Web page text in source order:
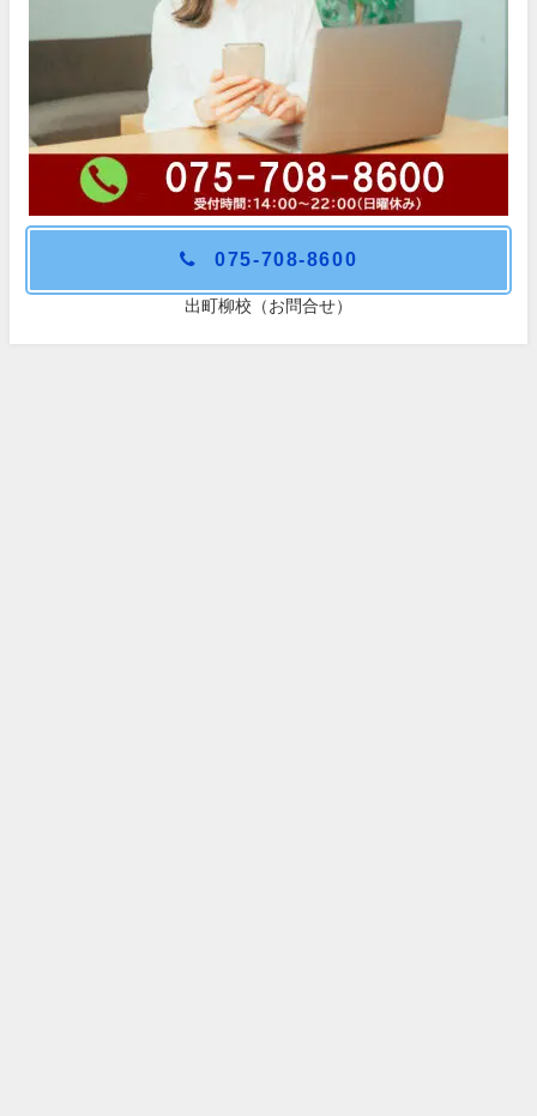
075-708-8600
出町柳校（お問合せ）